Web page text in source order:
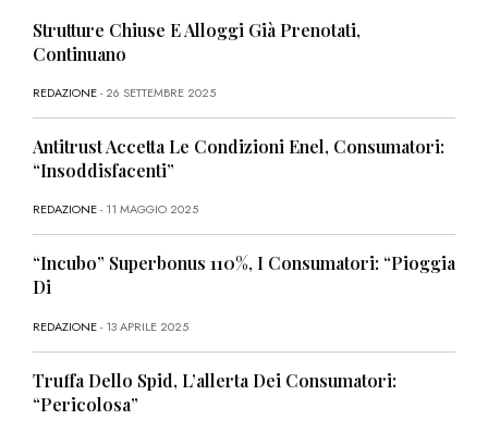
Strutture Chiuse E Alloggi Già Prenotati,
Continuano
REDAZIONE- 26 SETTEMBRE 2025
Antitrust Accetta Le Condizioni Enel, Consumatori:
“Insoddisfacenti”
REDAZIONE- 11 MAGGIO 2025
“Incubo” Superbonus 110%, I Consumatori: “Pioggia
Di
REDAZIONE- 13 APRILE 2025
Truffa Dello Spid, L’allerta Dei Consumatori:
“Pericolosa”